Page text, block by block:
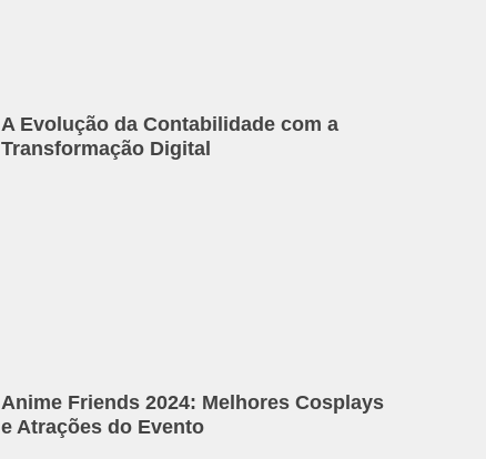
A Evolução da Contabilidade com a
Transformação Digital
Anime Friends 2024: Melhores Cosplays
e Atrações do Evento